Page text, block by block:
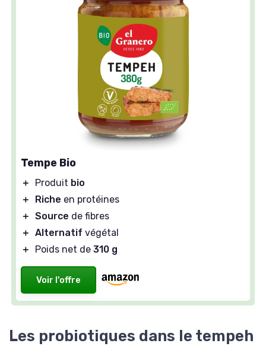
Tempe Bio
＋ Produit bio
＋
Riche en protéines
＋ Source de fibres
＋ Alternatif végétal
＋
Poids net de 310 g
Voir l'offre
Les probiotiques dans le tempeh